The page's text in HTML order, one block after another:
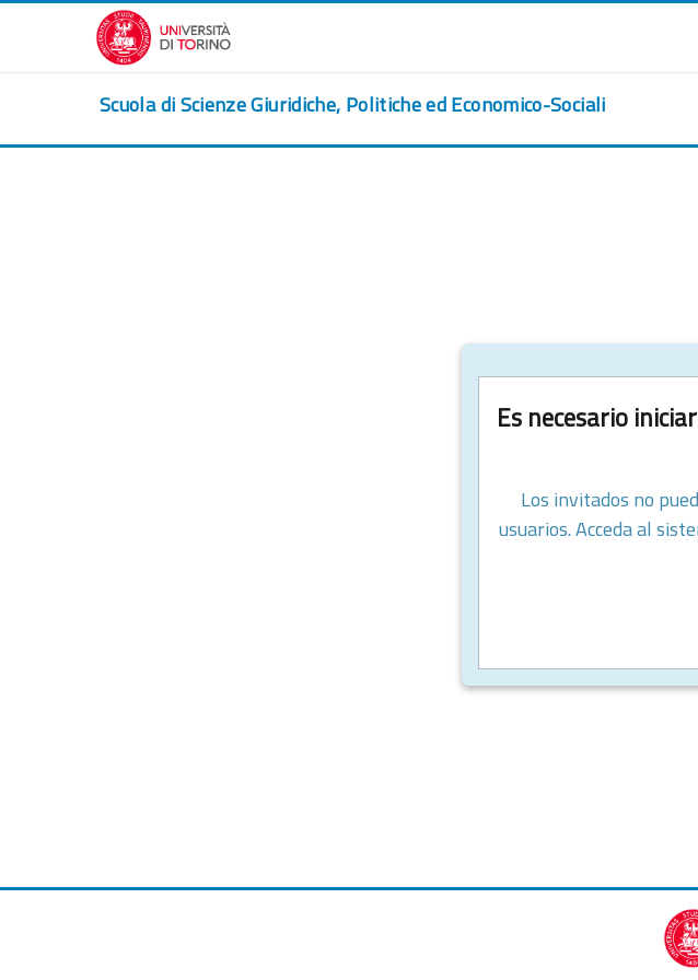
Salta al contenido principal
Scuola di Scienze Giuridiche, Politiche ed Economico-Sociali
Es necesario
Los invitados no
usuarios. Acceda al